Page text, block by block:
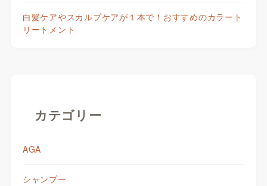
白髪ケアやスカルプケアが１本で！おすすめのカラート
リートメント
カテゴリー
AGA
シャンプー